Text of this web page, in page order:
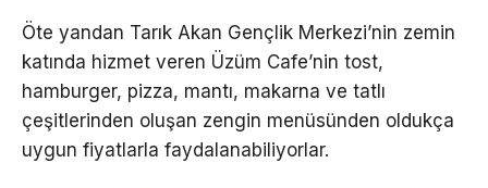
Öte yandan Tarık Akan Gençlik Merkezi’nin zemin
katında hizmet veren Üzüm Cafe’nin tost,
hamburger, pizza, mantı, makarna ve tatlı
çeşitlerinden oluşan zengin menüsünden oldukça
uygun fiyatlarla faydalanabiliyorlar.